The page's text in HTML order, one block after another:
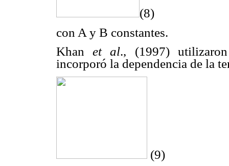
(8)
con A y B constantes.
Khanet al., (1997)
incorporó la dependencia de la
(9)